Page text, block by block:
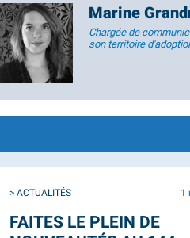
Marine
Chargée de
son territoire
> ACTUALITÉS
10 ESPACES DE